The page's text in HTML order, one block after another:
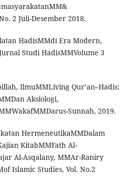
2 Juli-Desember 2018.
HadisMMdi Era Modern,
Studi HadisMMVolume 3
IlmuMMLiving Qur’an–Hadis:
Aksiologi,
Sunnah, 2019.
HermeneutikaMMDalam
KitabMMFath Al-
Al-Asqalany, MMAr-Raniry
Islamic Studies, Vol. No.2